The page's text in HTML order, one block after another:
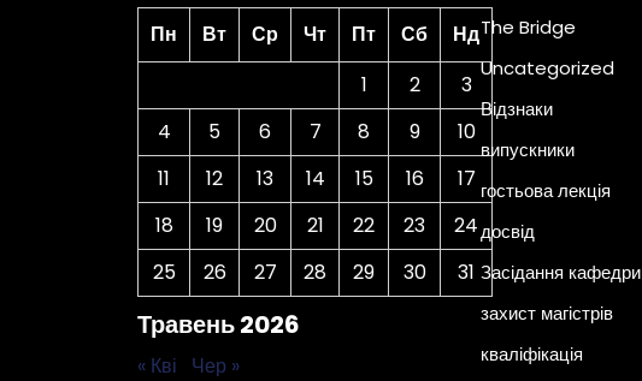
Травень 2026
Пн Вт Ср Чт Пт Сб
Нд
1
2
3
4
5 6 7 8 9
10
11
12 13 14 15 16
17
18
19 20 21 22 23
24
25
26 27 28 29 30 31
« Кві Чер »
The Bridge
Uncategorized
Відзнаки
випускники
гостьова лекція
досвід
Засідання кафедри
захист магістрів
кваліфікація